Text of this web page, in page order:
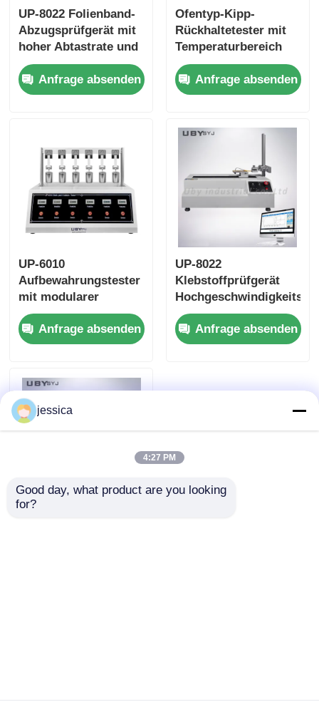
UP-8022 Folienband-
Abzugsprüfgerät mit
hoher Abtastrate und
Mehrwinkelmessungen
für präzise
Klebstoffprüfung
Anfrage absenden
Ofentyp-Kipp-
Rückhaltetester mit
Temperaturbereich
RT~200°C und
Mikrocomputer-P.I.D.-
Regelung für
gemäß GB/T 4851
Anfrage absenden
UP-6010
Aufbewahrungstester
mit modularer
Gewichtskonstruktion,
Leichtbelastungssuspensionssystem
und 5 Messgruppen
Klebstoffprüfung
Anfrage absenden
UP-8022
Klebstoffprüfgerät
Hochgeschwindigkeits-
Pellerfestigkeitsprüfer
Winkel 90° 180°
Einstellbar
Anfrage absenden
jessica
4:27 PM
Good day, what product are you looking
for?